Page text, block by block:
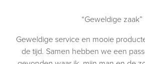
“Geweldige zaak”
Geweldige service en mooie
de tijd. Samen hebben we een